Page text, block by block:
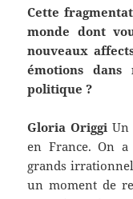
Cette
monde dont
nouveaux
émotions
politique ?
Gloria Origgi Un
en France. On a
grands
un moment de